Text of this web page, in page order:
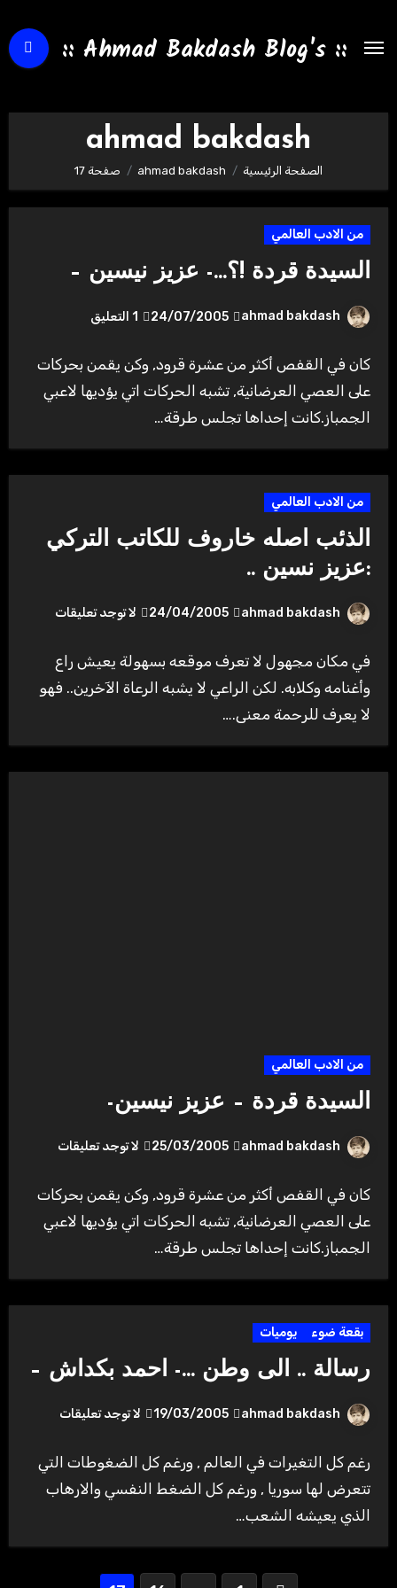
:: Ahmad Bakdash Blog's ::
ahmad bakdash
الصفحة الرئيسية ahmad bakdash صفحة 17
من الادب العالمي
السيدة قردة !؟…- عزيز نيسين –
ahmad bakdash
24/07/2005 1 التعليق
كان في القفص أكثر من عشرة قرود, وكن يقمن بحركات
على العصي العرضانية, تشبه الحركات اتي يؤديها لاعبي
الجمباز.كانت إحداها تجلس طرقة…
من الادب العالمي
الذئب اصله خاروف للكاتب التركي
:عزيز نسين ..
ahmad bakdash
24/04/2005 لا توجد تعليقات
في مكان مجهول لا تعرف موقعه بسهولة يعيش راع
وأغنامه وكلابه. لكن الراعي لا يشبه الرعاة الآخرين.. فهو
لا يعرف للرحمة معنى.…
من الادب العالمي
السيدة قردة – عزيز نيسين-
ahmad bakdash
25/03/2005 لا توجد تعليقات
كان في القفص أكثر من عشرة قرود, وكن يقمن بحركات
على العصي العرضانية, تشبه الحركات اتي يؤديها لاعبي
الجمباز.كانت إحداها تجلس طرقة…
بقعة ضوء يوميات
رسالة .. الى وطن …- احمد بكداش –
ahmad bakdash
19/03/2005 لا توجد تعليقات
رغم كل التغيرات في العالم , ورغم كل الضغوطات التي
تتعرض لها سوريا , ورغم كل الضغط النفسي والارهاب
الذي يعيشه الشعب…